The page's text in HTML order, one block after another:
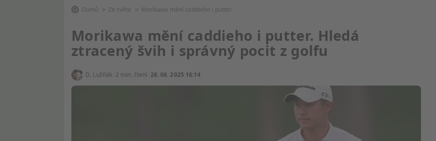
Domů Ze světa Morikawa mění caddieho i putter.
Morikawa mění caddieho i putter. Hledá
ztracený švih i správný pocit z golfu
D. Lužňák 2 min. čtení 26. 06. 2025 16:14